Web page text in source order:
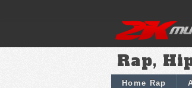
Rap,
Home Rap